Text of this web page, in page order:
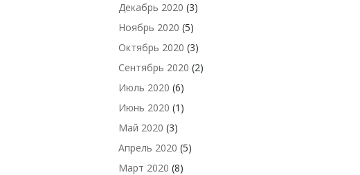
Декабрь 2020 (3)
Ноябрь 2020 (5)
Октябрь 2020 (3)
Сентябрь 2020 (2)
Июль 2020 (6)
Июнь 2020 (1)
Май 2020 (3)
Апрель 2020 (5)
Март 2020 (8)